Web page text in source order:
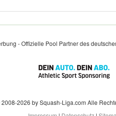
- Offizielle Pool Partner des
2026 by Squash-Liga.com Alle